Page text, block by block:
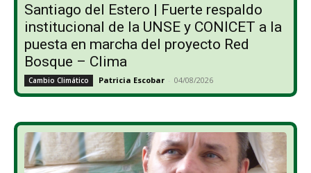
Santiago del Estero | Fuerte respaldo
institucional de la UNSE y CONICET a la
puesta en marcha del proyecto Red
Bosque – Clima
Cambio Climático Patricia Escobar - 04/08/2026